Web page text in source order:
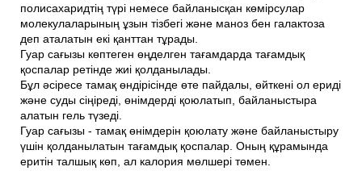
полисахаридтің түрі немесе байланысқан көмірсулар
молекулаларының ұзын тізбегі және маноз бен галактоза
деп аталатын екі қанттан тұрады.
Гуар сағызы көптеген өңделген тағамдарда тағамдық
қоспалар ретінде жиі қолданылады.
Бұл әсіресе тамақ өндірісінде өте пайдалы, өйткені ол ериді
және суды сіңіреді, өнімдерді қоюлатып, байланыстыра
алатын гель түзеді.
Гуар сағызы - тамақ өнімдерін қоюлату және байланыстыру
үшін қолданылатын тағамдық қоспалар. Оның құрамында
еритін талшық көп, ал калория мөлшері төмен.